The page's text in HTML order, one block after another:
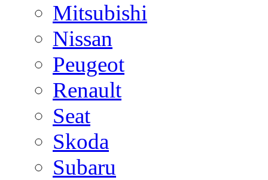
Mitsubishi
Nissan
Peugeot
Renault
Seat
Skoda
Subaru